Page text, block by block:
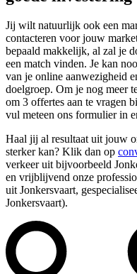
Jij wilt natuurlijk ook een
contacteren voor jouw
bepaald makkelijk, al zal je
een match vinden. Je kan
van je online aanwezigheid
doelgroep. Om je nog meer
om 3 offertes aan te vragen
vul meteen ons formulier in
Haal jij al resultaat uit jouw
sterker kan? Klik dan op
verkeer uit bijvoorbeeld
en vrijblijvend onze
uit Jonkersvaart,
Jonkersvaart).